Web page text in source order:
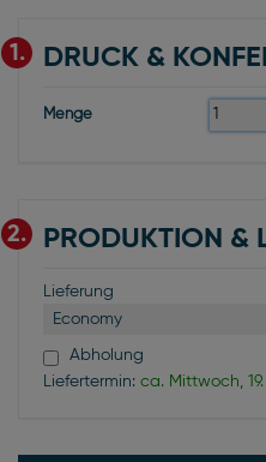
1. DRUCK &
Menge
2. PRODUKTION &
Lieferung
Economy
Abholung
Liefertermin: ca. Mittwoch,